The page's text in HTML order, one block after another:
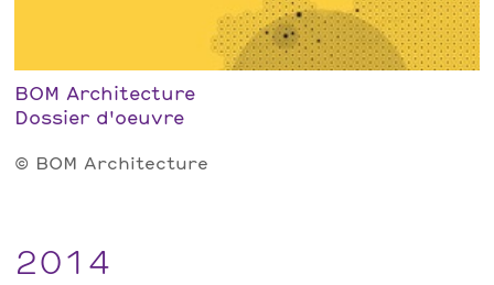
BOM Architecture
Dossier d'oeuvre
© BOM Architecture
2014